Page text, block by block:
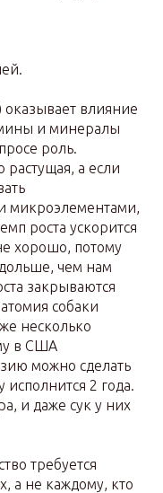
влияние
и минералы
роль.
а если
микроэлементами,
роста ускорится
хорошо, потому
чем нам
закрываются
собаки
несколько
в США
можно сделать
исполнится 2 года.
и даже сук у них
требуется
а не каждому, кто